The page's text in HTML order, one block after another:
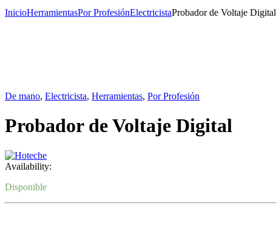
InicioHerramientasPor ProfesiónElectricistaProbador de Voltaje Digital
De mano, Electricista, Herramientas, Por Profesión
Probador de Voltaje Digital
Availability:
Disponible